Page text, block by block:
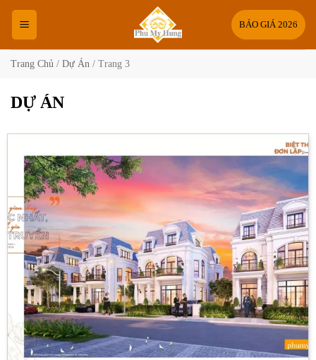
Bỏ
nội
dung
BÁO GIÁ 2026
Trang Chủ / Dự Án / Trang 3
DỰ ÁN